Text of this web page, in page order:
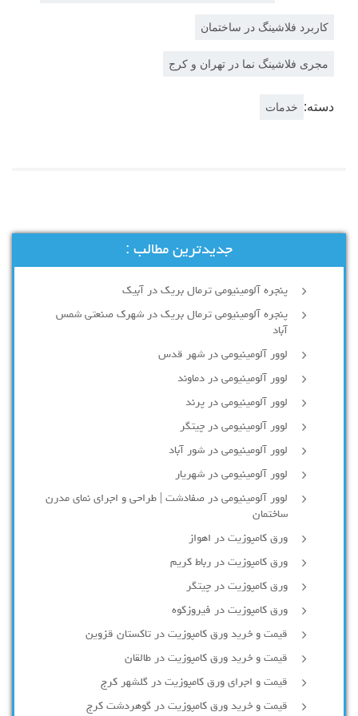
کاربرد فلاشینگ در ساختمان
مجری فلاشینگ نما در تهران و کرج
دسته: خدمات
جدیدترین مطالب :
پنجره آلومینیومی ترمال بریک در آبیک
پنجره آلومینیومی ترمال بریک در شهرک صنعتی شمس
آباد
لوور آلومینیومی در شهر قدس
لوور آلومینیومی در دماوند
لوور آلومینیومی در پرند
لوور آلومینیومی در چیتگر
لوور آلومینیومی در شور آباد
لوور آلومينيومي در شهريار
لوور آلومینیومی در صفادشت | طراحی و اجرای نمای مدرن
ساختمان
ورق کامپوزیت در اهواز
ورق کامپوزیت در رباط کریم
ورق کامپوزیت در چیتگر
ورق کامپوزیت در فیروزکوه
قیمت و خرید ورق کامپوزیت در تاکستان قزوین
قیمت و خرید ورق کامپوزیت در طالقان
قیمت و اجرای ورق کامپوزیت در گلشهر کرج
قیمت و خرید ورق کامپوزیت در گوهردشت کرج